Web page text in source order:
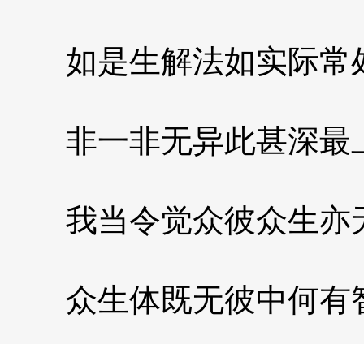
如是生解法如实际常
非一非无异此甚深最
我当令觉众彼众生亦
众生体既无彼中何有